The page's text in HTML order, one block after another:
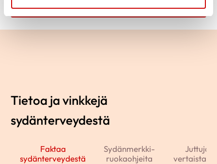
Tietoa ja vinkkejä
sydänterveydestä
Faktaa
sydänterveydestä
Sydänmerkki-
ruokaohjeita
Juttuja